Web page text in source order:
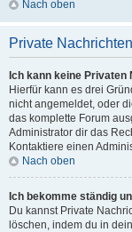
Nach oben
Private Nachrichten
Ich kann keine
Hierfür kann es drei
nicht angemeldet, oder
das komplette Forum
Administrator dir das
Kontaktiere einen
Nach oben
Ich bekomme ständig
Du kannst Private
löschen, indem du in